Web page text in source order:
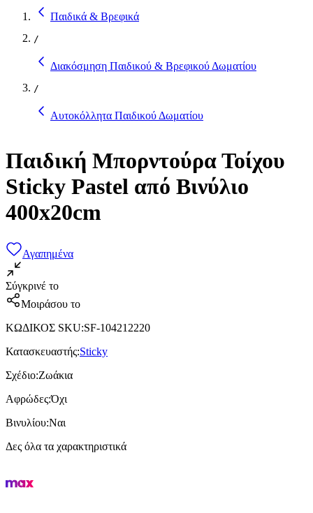
Παιδικά & Βρεφικά
/
Διακόσμηση Παιδικού & Βρεφικού Δωματίου
/
Αυτοκόλλητα Παιδικού Δωματίου
Παιδική Μπορντούρα Τοίχου
Sticky Pastel από Βινύλιο
400x20cm
Αγαπημένα
Σύγκρινέ το
Μοιράσου το
ΚΩΔΙΚΟΣ SKU:SF-104212220
Κατασκευαστής:Sticky
Σχέδιο:Ζωάκια
Αφρώδες:Όχι
Βινυλίου:Ναι
Δες όλα τα χαρακτηριστικά